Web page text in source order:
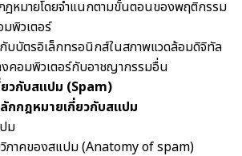
ฎหมายโดยจำแนกตามขั้นตอนของพฤติกรรม
พิวเตอร์
บบัตรอิเล็กทรอนิกส์ในสภาพแวดล้อมดิจิทัล
คอมพิวเตอร์กับอาชญากรรมอื่น
วกับสแปม (Spam)
กกฎหมายเกี่ยวกับสแปม
ม
วิภาคของสแปม (Anatomy of spam)